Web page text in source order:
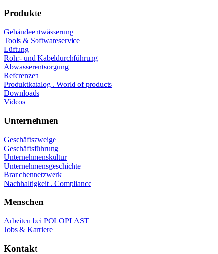
Produkte
Gebäudeentwässerung
Tools & Softwareservice
Lüftung
Rohr- und Kabeldurchführung
Abwasserentsorgung
Referenzen
Produktkatalog . World of products
Downloads
Videos
Unternehmen
Geschäftszweige
Geschäftsführung
Unternehmenskultur
Unternehmensgeschichte
Branchennetzwerk
Nachhaltigkeit . Compliance
Menschen
Arbeiten bei POLOPLAST
Jobs & Karriere
Kontakt